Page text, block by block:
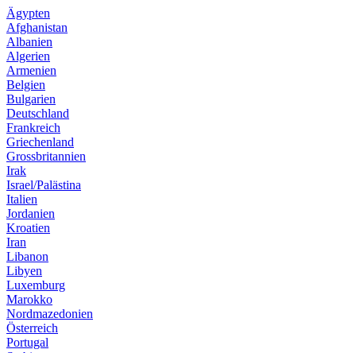
Ägypten
Afghanistan
Albanien
Algerien
Armenien
Belgien
Bulgarien
Deutschland
Frankreich
Griechenland
Grossbritannien
Irak
Israel/Palästina
Italien
Jordanien
Kroatien
Iran
Libanon
Libyen
Luxemburg
Marokko
Nordmazedonien
Österreich
Portugal